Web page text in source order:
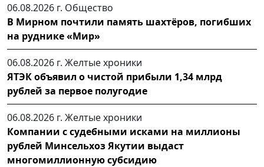
06.08.2026 г. Общество
В Мирном почтили память шахтёров, погибших
на руднике «Мир»
06.08.2026 г. Желтые хроники
ЯТЭК объявил о чистой прибыли 1,34 млрд
рублей за первое полугодие
06.08.2026 г. Желтые хроники
Компании с судебными исками на миллионы
рублей Минсельхоз Якутии выдаст
многомиллионную субсидию